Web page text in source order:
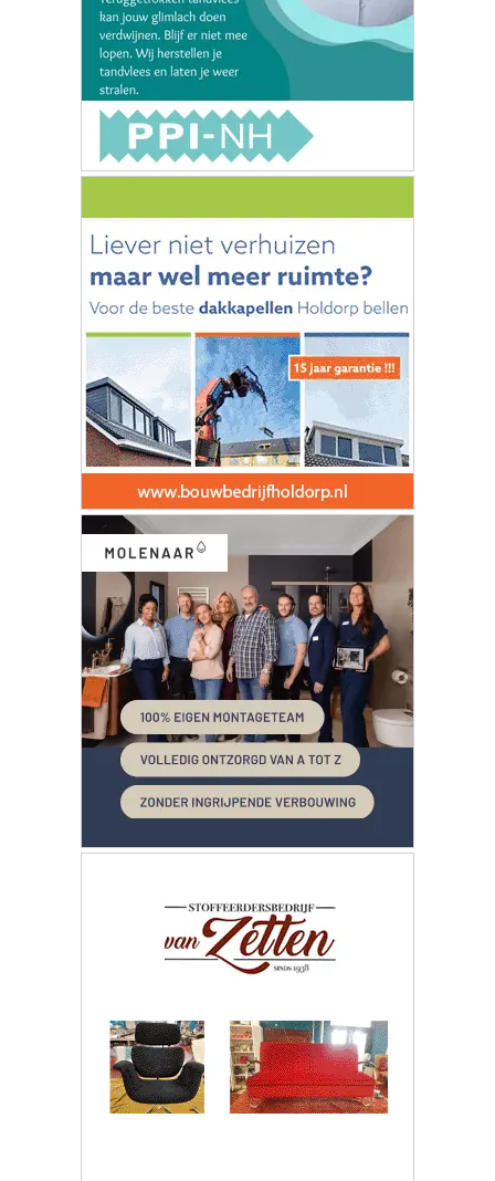
| Nieuws | Sport | Evenementen
Hoofdvestiging:
van Benthuizenlaan 1
1701 BZ Heerhugowaard
072 8200 600
redactie@xyto.nl
www.xyto.nl
NIEUWSBRIEF AANMELDEN
Schrijf je in voor onze nieuwsbrief en krijg wekelijks een
samenvatting van alle gebeurtenissen uit jouw regio.
Aanmelden
ONLINE DAGBLADEN